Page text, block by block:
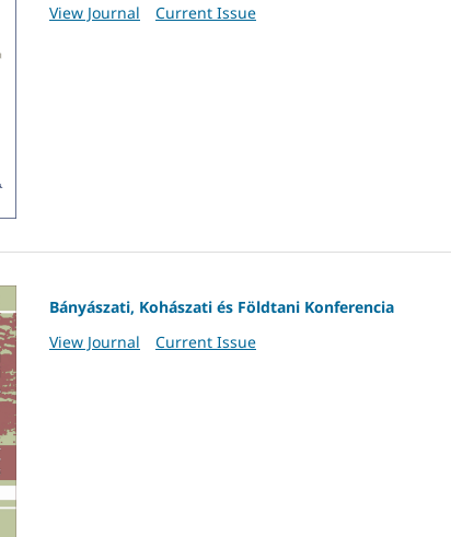
View Journal
Current Issue
Bányászati, Kohászati és Földtani Konferencia
View Journal
Current Issue